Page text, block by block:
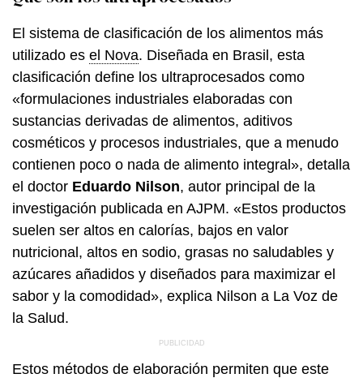
El sistema de clasificación de los alimentos más
utilizado es el Nova. Diseñada en Brasil, esta
clasificación define los ultraprocesados como
«formulaciones industriales elaboradas con
sustancias derivadas de alimentos, aditivos
cosméticos y procesos industriales, que a menudo
contienen poco o nada de alimento integral», detalla
el doctor Eduardo Nilson, autor principal de la
investigación publicada en AJPM. «Estos productos
suelen ser altos en calorías, bajos en valor
nutricional, altos en sodio, grasas no saludables y
azúcares añadidos y diseñados para maximizar el
sabor y la comodidad», explica Nilson a La Voz de
la Salud.
Estos métodos de elaboración permiten que este